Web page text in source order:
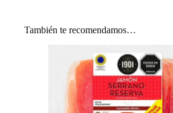
También te recomendamos…